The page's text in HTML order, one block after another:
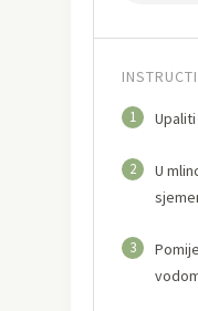
1 Upaliti
2
U
3